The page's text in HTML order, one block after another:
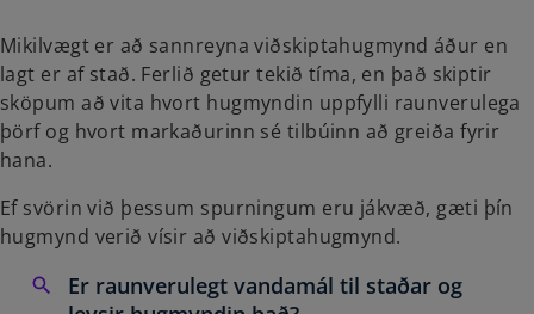
Mikilvægt er að sannreyna viðskiptahugmynd áður en
lagt er af stað. Ferlið getur tekið tíma, en það skiptir
sköpum að vita hvort hugmyndin uppfylli raunverulega
þörf og hvort markaðurinn sé tilbúinn að greiða fyrir
hana.
Ef svörin við þessum spurningum eru jákvæð, gæti þín
hugmynd verið vísir að viðskiptahugmynd.
Er raunverulegt vandamál til staðar og